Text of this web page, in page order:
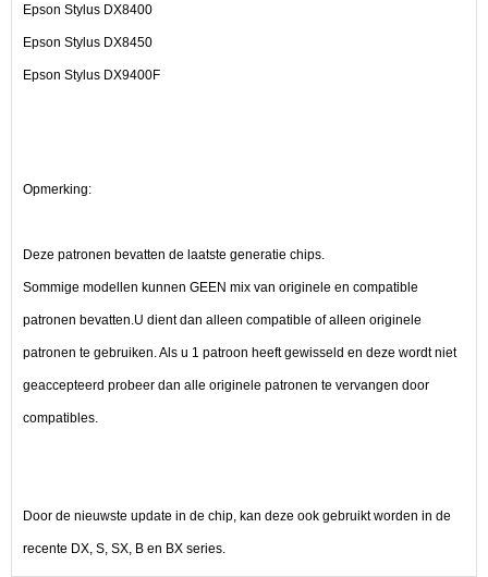
Epson Stylus DX8400
Epson Stylus DX8450
Epson Stylus DX9400F
Opmerking:
Deze patronen bevatten de laatste generatie chips.
Sommige modellen kunnen GEEN mix van originele en compatible
patronen bevatten.U dient dan alleen compatible of alleen originele
patronen te gebruiken. Als u 1 patroon heeft gewisseld en deze wordt niet
geaccepteerd probeer dan alle originele patronen te vervangen door
compatibles.
Door de nieuwste update in de chip, kan deze ook gebruikt worden in de
recente DX, S, SX, B en BX series.